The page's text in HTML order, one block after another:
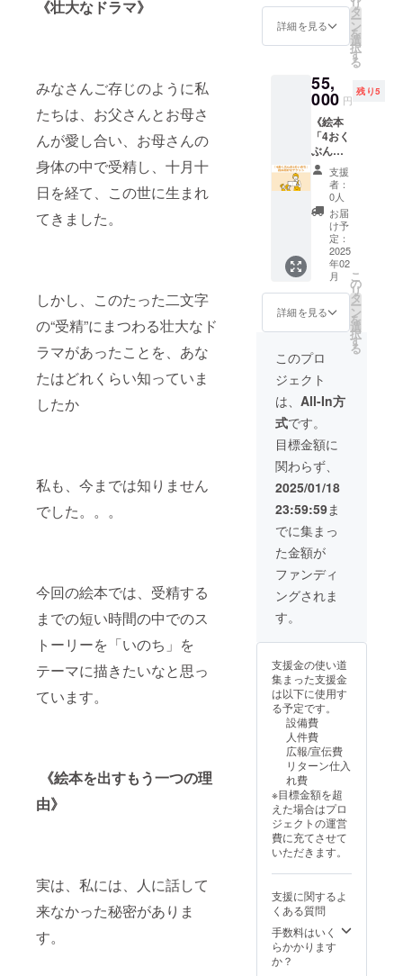
《壮大なドラマ》
みなさんご存じのように私
たちは、お父さんとお母さ
んが愛し合い、お母さんの
身体の中で受精し、十月十
日を経て、この世に生まれ
てきました。
しかし、このたった二文字
の“受精”にまつわる壮大なド
ラマがあったことを、あな
たはどれくらい知っていま
したか
私も、今までは知りません
でした。。。
今回の絵本では、受精する
までの短い時間の中でのス
トーリーを「いのち」を
テーマに描きたいなと思っ
ています。
《絵本を出すもう一つの理
由》
実は、私には、人に話して
来なかった秘密がありま
す。
ラウド
ファン
間
可を得
ており
イメー
ジです
（外観
や仕様
は変更
になる
場合が
ありま
す）
考慮し
て名前
絵を描
き下ろ
します
サイ
ズ：
136ｍｍ
×120ｍ
ラウド
ファン
ディン
グ実施
にあた
り出版
社の許
ており
ます ※
イメー
ジです
（外観
や仕様
になる
場合が
ありま
す）
す ・参
加日程
して決
定させ
ていた
だきま
す ・オ
ンライ
ンツー
ルは
zoomを
使用し
ます。
支援者
の方へ
zoomの
リンク
をお送
りいた
内記憶
セリン
グ」に
ついて
わたし
の経験
と胎内
記憶を
もとに
あなた
の妊
娠・出
産・子
育ての
相談に
のりま
パート
ナーの
方と一
緒に受
けてい
ただけ
ます
【参加
期限】
クラウ
ドファ
ンディ
ング終
了から1
年間 実
施概
要：60
分×1回
で行う
90分の
講座へ
参加期
回ご参
加いた
だけま
す ・開
催日程
を支援
者の方
と調整
して決
定させ
ていた
だきま
す ・オ
ンライ
ンツー
ルは
zoomを
支援者
の方へ
zoomの
リンク
をお送
りいた
します
※グルー
プの場
合とマ
ンツー
マン受
講の場
合があ
ります
◇
「たっ
た3分で
化メ
ソッ
ド」に
ついて
初めて
会った
方と
たった3
分で、
自分の
思い通
りに誘
導でき
る究極
のコ
ミュニ
ケー
スキル
になり
ます こ
んなお
詳細を見る
リ
タ
ー
ン
を
選
択
す
る
55,
000 円
残り5
《絵本
「4おく
ぶんの1
のいの
ち」読
み聞か
せチ
ケッ
ト》 ま
すみん
が「4お
くぶん
の1のい
のち」
の読み
聞かせ
を行い
ます [内
容] ・わ
たしが
絵本の
読み聞
かせイ
ベント
を行い
ます ・
絵本を1
冊お届
けしま
す ・関
東は交
通費込
で伺い
ます
葉、神
埼玉、
茨城
県、栃
木県、
群馬
県） ・
関東以
外は別
通費を
実費で
いただ
きます
・読み
聞かせ
トは90
分まで
になり
ます
（リ
支援
者：
0人
お届
け予
定：
2025
年02
月
詳細を見る
こ
の
リ
タ
ー
ン
を
選
択
す
る
このプロ
ジェクト
は、 All-In方
式です。
目標金額に
関わらず、
2025/01/18
23:59:59ま
でに集まっ
た金額が
ファンディ
ングされま
す。
支援金の使い道
集まった支援金
は以下に使用す
る予定です。
設備費
人件費
広報/宣伝費
リターン仕入
れ費
※目標金額を超
えた場合はプロ
ジェクトの運営
費に充てさせて
いただきます。
支援に関するよ
くある質問
手数料はいく
らかかります
か？